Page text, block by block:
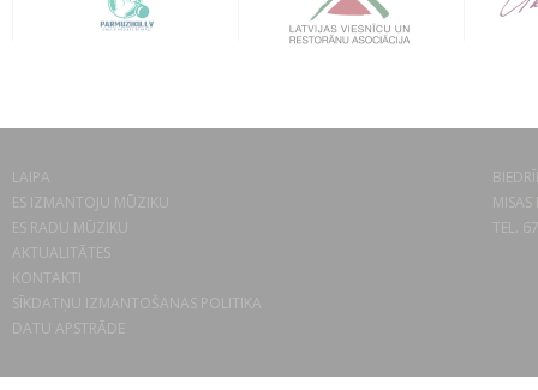
LAIPA
ES IZMANTOJU MŪZIKU
ES RADU MŪZIKU
AKTUALITĀTES
KONTAKTI
SĪKDATŅU IZMANTOŠANAS POLITIKA
DATU APSTRĀDE
TEL.